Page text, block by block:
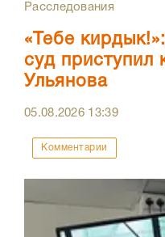
Расследования
«Тебе
суд приступил
Ульянова
05.08.2026 13:39
Комментарии